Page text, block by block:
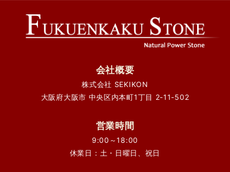
会社概要
株式会社 SEKIKON
大阪府大阪市 中央区内本町1丁目 2-11-502
営業時間
9:00～18:00
休業日：土・日曜日、祝日